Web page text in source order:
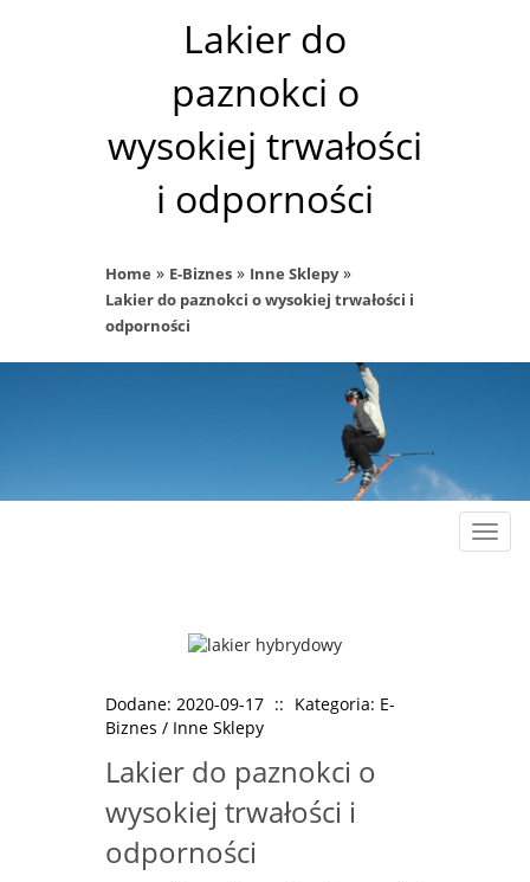
Lakier do
paznokci o
wysokiej trwałości
i odporności
Home » E-Biznes » Inne Sklepy»
Lakier do paznokci o wysokiej trwałości i
odporności
Dodane: 2020-09-17 :: Kategoria: E-
Biznes / Inne Sklepy
Lakier do paznokci o
wysokiej trwałości i
odporności